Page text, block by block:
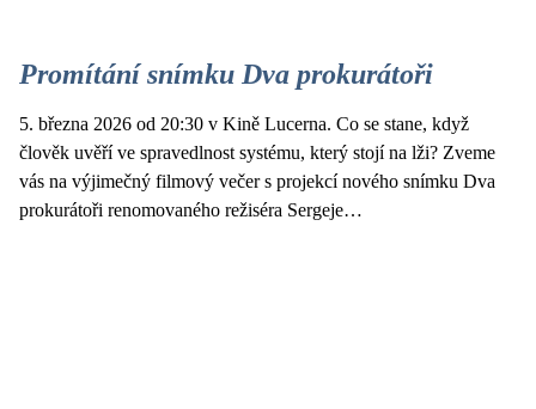
Promítání snímku Dva prokurátoři
5. března 2026 od 20:30 v Kině Lucerna. Co se stane, když
člověk uvěří ve spravedlnost systému, který stojí na lži? Zveme
vás na výjimečný filmový večer s projekcí nového snímku Dva
prokurátoři renomovaného režiséra Sergeje…